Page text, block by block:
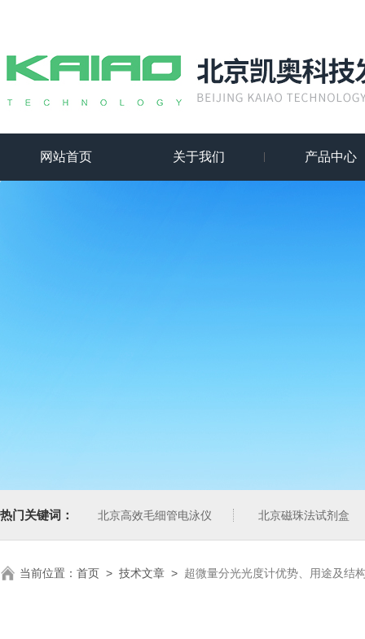
网站首页 关于我们 产品中心
热门关键词： 北京高效毛细管电泳仪 北京磁珠法试剂盒
当前位置： 首页 > 技术文章 > 超微量分光光度计优势、用途及结